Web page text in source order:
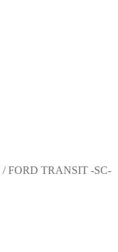
/FORD TRANSIT -SC-